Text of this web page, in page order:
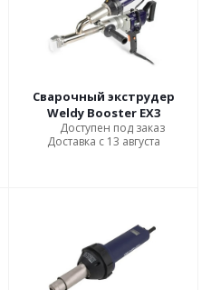
Сварочный экструдер
Weldy Booster EX3
Доступен под заказ
Доставка с 13 августа